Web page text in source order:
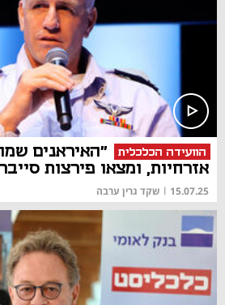
הוועידה הכלכלית
"האיראנים
אזרחיות, ומצאו פירצות
15.07.25
| שקד גרין ערבה